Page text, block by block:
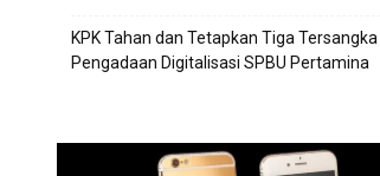
KPK Tahan dan Tetapkan Tiga
Pengadaan Digitalisasi SPBU Pertamina